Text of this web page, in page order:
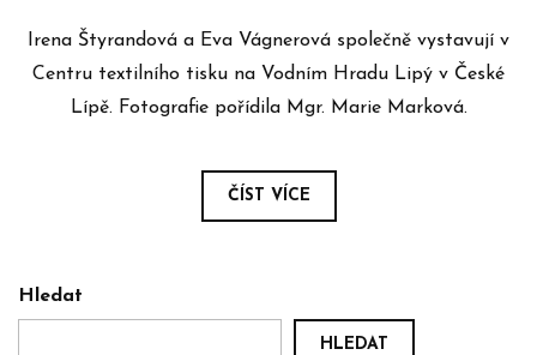
Irena Štyrandová a Eva Vágnerová společně vystavují v
Centru textilního tisku na Vodním Hradu Lipý v České
Lípě. Fotografie pořídila Mgr. Marie Marková.
ČÍST VÍCE
Hledat
HLEDAT